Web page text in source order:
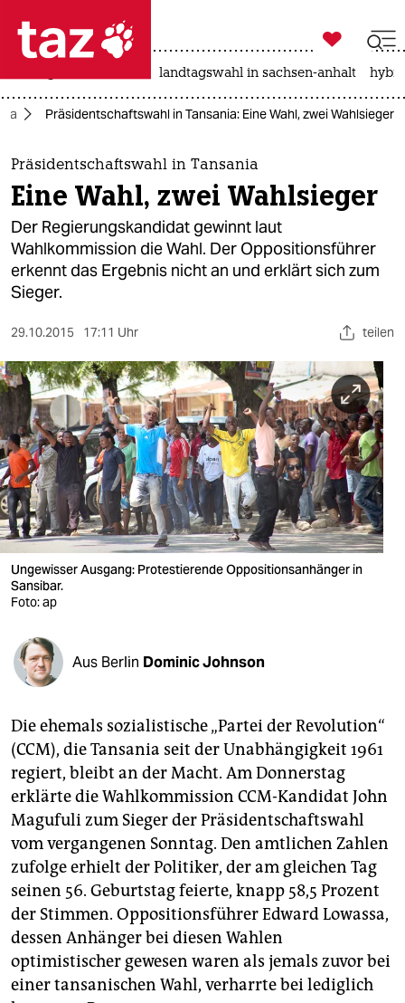
 taz zahl ich
taz zahl ich
themen
politik
öko
gesellschaft
kultur
sport
berlin
nord
wahrheit
verlag
verlag
veranstaltungen
shop
fragen & hilfe
abo
genossenschaft
epaper login

taz zahl ich
landtagswahl in sachsen-anhalt
Präsidentschaftswahl in Tansania: Eine Wahl, zwei Wahlsieger
Präsidentschaftswahl in Tansania
Eine Wahl, zwei Wahlsieger
Der Regierungskandidat gewinnt laut
Wahlkommission die Wahl. Der Oppositionsführer
erkennt das Ergebnis nicht an und erklärt sich zum
Sieger.
29.10.2015 17:11 Uhr teilen
Ungewisser Ausgang: Protestierende Oppositionsanhänger in
Sansibar.
Foto: ap
Aus Berlin Dominic Johnson
Die ehemals sozialistische „Partei der Revolution“
(CCM), die Tansania seit der Unabhängigkeit 1961
regiert, bleibt an der Macht. Am Donnerstag
erklärte die Wahlkommission CCM-Kandidat John
Magufuli zum Sieger der Präsidentschaftswahl
vom vergangenen Sonntag. Den amtlichen Zahlen
zufolge erhielt der Politiker, der am gleichen Tag
seinen 56. Geburtstag feierte, knapp 58,5 Prozent
der Stimmen. Oppositionsführer Edward Lowassa,
dessen Anhänger bei diesen Wahlen
optimistischer gewesen waren als jemals zuvor bei
einer tansanischen Wahl, verharrte bei lediglich